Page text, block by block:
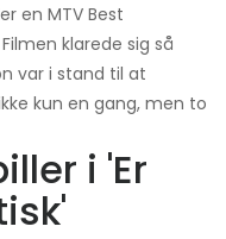
en MTV Best
klarede sig så
var i stand til at
kun en gang, men to
i 'Er